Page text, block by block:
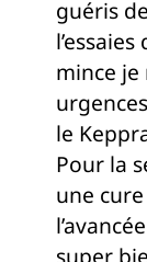
guéris
mince je
le
Pour la
une
super